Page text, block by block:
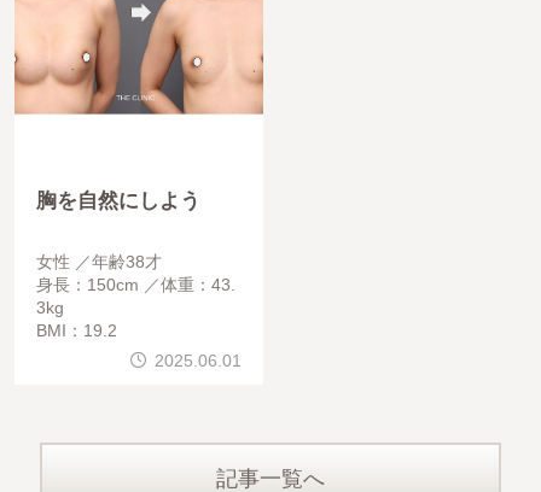
胸を自然にしよう
女性
年齢38才
身長：150cm
体重：43.
3kg
BMI：19.2
2025.06.01
記事一覧へ